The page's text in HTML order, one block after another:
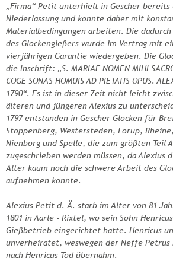
„Firma“ Petit unterhielt in Gescher
Niederlassung und konnte daher mit
Materialbedingungen arbeiten. Die
des Glockengießers wurde im Vertrag mit
vierjährigen Garantie wiedergeben. Die
die Inschrift: „S. MARIAE NOMEN MIHI
COGE SONAS HOMUIS AD PIETATIS OPUS.
1790“. Es ist in dieser Zeit nicht leicht
älteren und jüngeren Alexius zu
1797 entstanden in Gescher Glocken für
Stoppenberg, Westersteden, Lorup,
Nienborg und Spelle, die zum größten Teil
zugeschrieben werden müssen, da Alexius
Alter kaum noch die schwere Arbeit des
aufnehmen konnte.
Alexius Petit d. Ä. starb im Alter von 81
1801 in Aarle - Rixtel, wo sein Sohn
Gießbetrieb eingerichtet hatte. Henricus
unverheiratet, weswegen der Neffe
nach Henricus Tod übernahm.